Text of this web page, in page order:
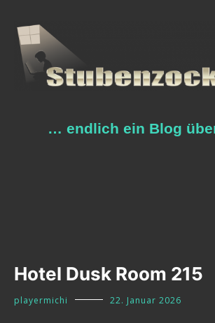
Inhalt
springen
… endlich ein Blog
Hotel Dusk Room 215
playermichi 22. Januar 2026